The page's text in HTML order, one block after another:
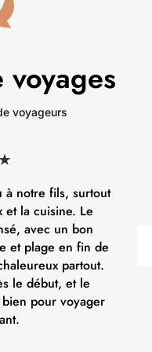
voyages
voyageurs
bon souvenir de ce
Les enfants ont
les animaux, les
Le programme était bien
avec des activités
beaucoup aimé
C’est un